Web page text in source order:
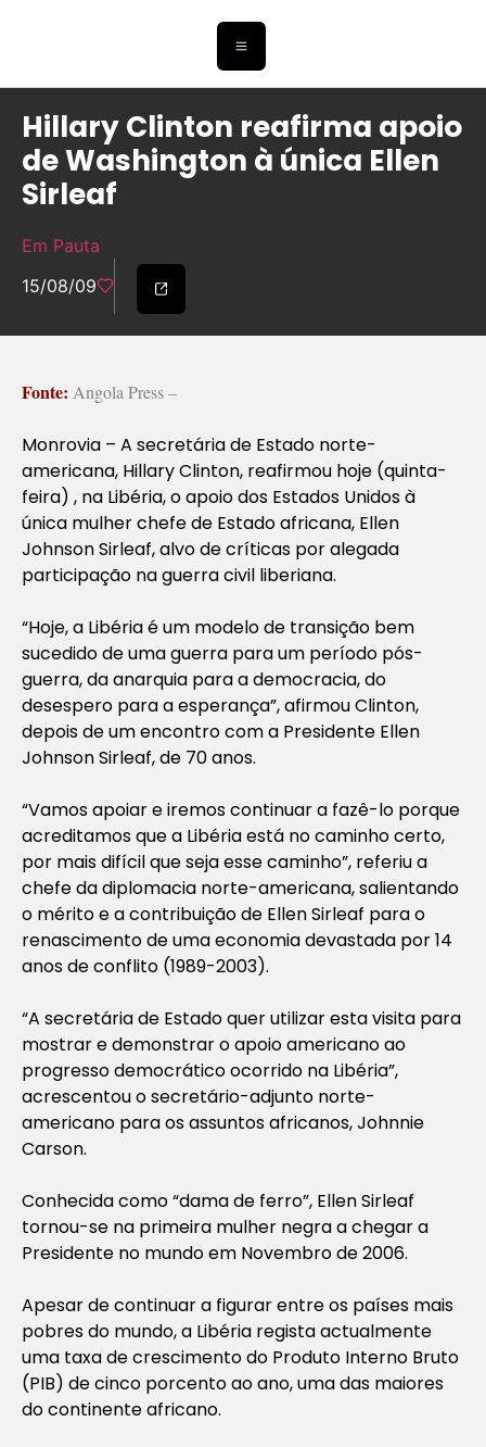
Hillary Clinton reafirma apoio
de Washington à única Ellen
Sirleaf
Em Pauta
15/08/09
Fonte: Angola Press –
Monrovia – A secretária de Estado norte-
americana, Hillary Clinton, reafirmou hoje (quinta-
feira) , na Libéria, o apoio dos Estados Unidos à
única mulher chefe de Estado africana, Ellen
Johnson Sirleaf, alvo de críticas por alegada
participação na guerra civil liberiana.
“Hoje, a Libéria é um modelo de transição bem
sucedido de uma guerra para um período pós-
guerra, da anarquia para a democracia, do
desespero para a esperança”, afirmou Clinton,
depois de um encontro com a Presidente Ellen
Johnson Sirleaf, de 70 anos.
“Vamos apoiar e iremos continuar a fazê-lo porque
acreditamos que a Libéria está no caminho certo,
por mais difícil que seja esse caminho”, referiu a
chefe da diplomacia norte-americana, salientando
o mérito e a contribuição de Ellen Sirleaf para o
renascimento de uma economia devastada por 14
anos de conflito (1989-2003).
“A secretária de Estado quer utilizar esta visita para
mostrar e demonstrar o apoio americano ao
progresso democrático ocorrido na Libéria”,
acrescentou o secretário-adjunto norte-
americano para os assuntos africanos, Johnnie
Carson.
Conhecida como “dama de ferro”, Ellen Sirleaf
tornou-se na primeira mulher negra a chegar a
Presidente no mundo em Novembro de 2006.
Apesar de continuar a figurar entre os países mais
pobres do mundo, a Libéria regista actualmente
uma taxa de crescimento do Produto Interno Bruto
(PIB) de cinco porcento ao ano, uma das maiores
do continente africano.